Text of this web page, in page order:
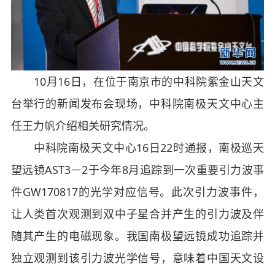
10月16日，在位于南京市的中科院紫金山天文
台举行的新闻发布会现场，中科院南极天文中心主
任王力帆介绍相关研究情况。
中科院南极天文中心16日22时通报，南极巡天
望远镜AST3－2于今年8月追踪到一次重要引力波事
件GW170817的光学对应信号。此次引力波事件，
让人类首次观测到双中子星合并产生的引力波及伴
随其产生的电磁现象。我国南极望远镜成功追踪并
独立观测到该引力波光学信号，意味着中国天文设